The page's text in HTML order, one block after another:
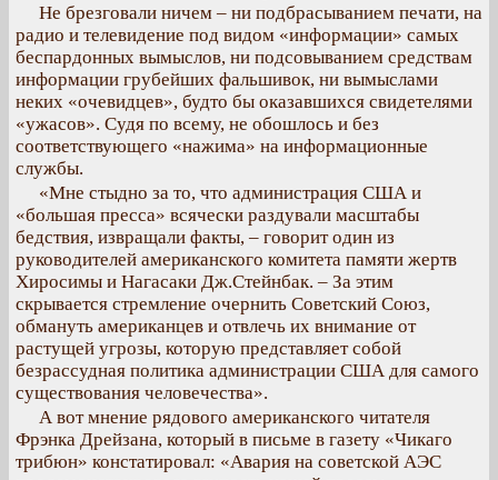
Не брезговали ничем – ни подбрасыванием печати, на
радио и телевидение под видом «информации» самых
беспардонных вымыслов, ни подсовыванием средствам
информации грубейших фальшивок, ни вымыслами
неких «очевидцев», будто бы оказавшихся свидетелями
«ужасов». Судя по всему, не обошлось и без
соответствующего «нажима» на информационные
службы.
«Мне стыдно за то, что администрация США и
«большая пресса» всячески раздували масштабы
бедствия, извращали факты, – говорит один из
руководителей американского комитета памяти жертв
Хиросимы и Нагасаки Дж.Стейнбак. – За этим
скрывается стремление очернить Советский Союз,
обмануть американцев и отвлечь их внимание от
растущей угрозы, которую представляет собой
безрассудная политика администрации США для самого
существования человечества».
А вот мнение рядового американского читателя
Фрэнка Дрейзана, который в письме в газету «Чикаго
трибюн» констатировал: «Авария на советской АЭС